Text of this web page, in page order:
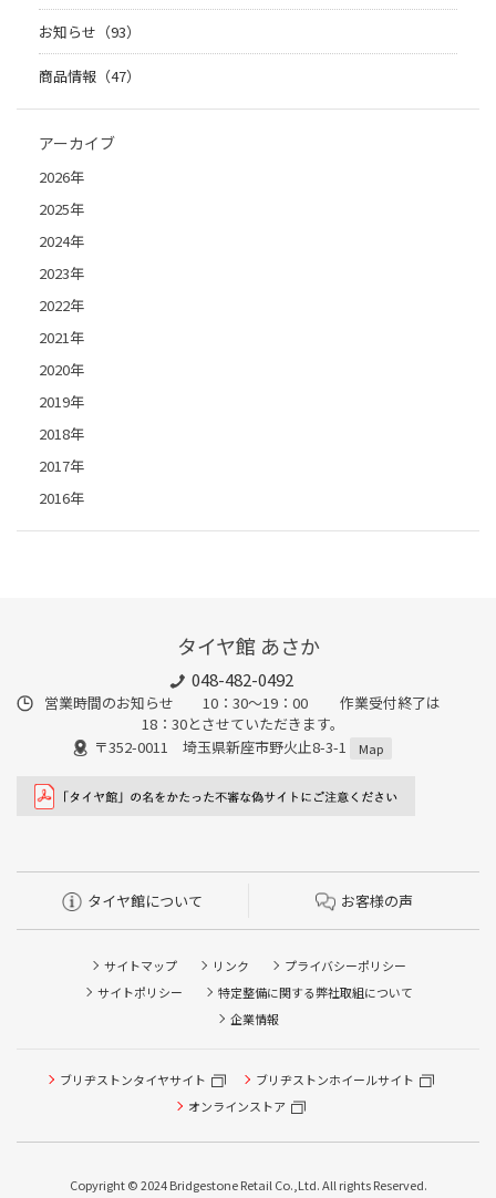
お知らせ（93）
商品情報（47）
アーカイブ
2026年
2025年
2024年
2023年
2022年
2021年
2020年
2019年
2018年
2017年
2016年
タイヤ館 あさか
048-482-0492
営業時間のお知らせ 10：30～19：00 作業受付終了は
18：30とさせていただきます。
〒352-0011 埼玉県新座市野火止8-3-1
Map
タイヤ館について お客様の声
サイトマップ リンク
プライバシーポリシー
サイトポリシー
特定整備に関する弊社取組について
企業情報
ブリヂストンタイヤサイト
ブリヂストンホイールサイト
オンラインストア
Copyright © 2024 Bridgestone Retail Co.,Ltd. All rights Reserved.
タイヤ点検・安全点検/タイヤ履き替え/オイル交換/その他
ピット作業の予約
本日のタイヤ履き替え順番待ち予約 ※クローク契約会員の